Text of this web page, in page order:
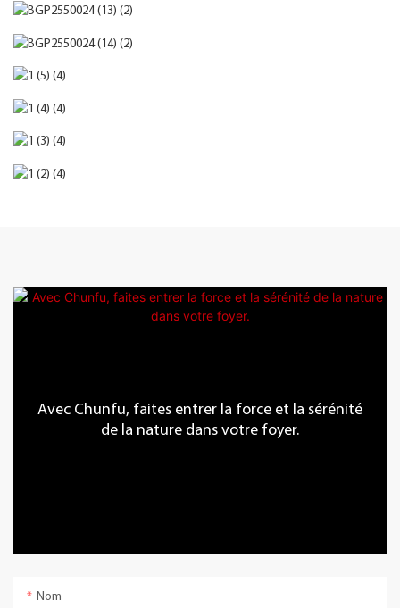
Avec Chunfu, faites entrer la force et la sérénité
de la nature dans votre foyer.
Nom